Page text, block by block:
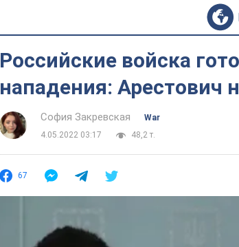
Российские войска
нападения: Арестович
София Закревская
War
4.05.2022 03:17
48,2 т.
67